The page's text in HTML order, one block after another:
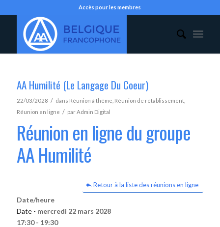
Accès pour les membres
AA Humilité (Le Langage Du Coeur)
22/03/2028 / dans Réunion à thème Réunion de rétablissement,
Réunion en ligne / parAdmin Digital
Réunion en ligne du groupe
AA Humilité
Retour à la liste des réunions en ligne
Date/heure
Date - mercredi 22 mars 2028
17:30 - 19:30